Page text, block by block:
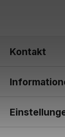
Kontakt